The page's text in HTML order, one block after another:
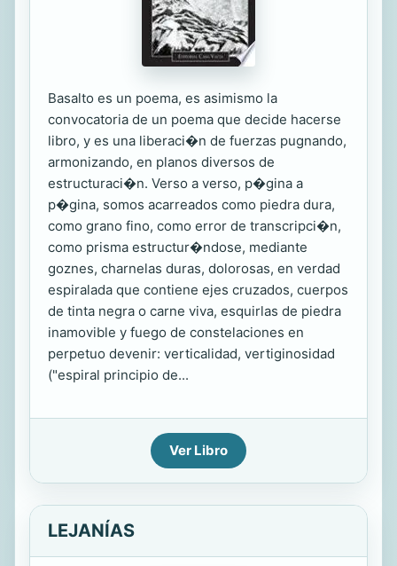
Basalto es un poema, es asimismo la
convocatoria de un poema que decide hacerse
libro, y es una liberaci�n de fuerzas pugnando,
armonizando, en planos diversos de
estructuraci�n. Verso a verso, p�gina a
p�gina, somos acarreados como piedra dura,
como grano fino, como error de transcripci�n,
como prisma estructur�ndose, mediante
goznes, charnelas duras, dolorosas, en verdad
espiralada que contiene ejes cruzados, cuerpos
de tinta negra o carne viva, esquirlas de piedra
inamovible y fuego de constelaciones en
perpetuo devenir: verticalidad, vertiginosidad
("espiral principio de...
Ver Libro
LEJANÍAS